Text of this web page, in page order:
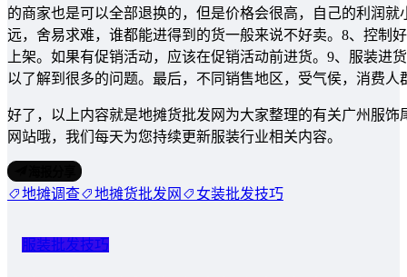
的商家也是可以全部退换的，但是价格会很高，自己的利润
远，舍易求难，谁都能进得到的货一般来说不好卖。8、控制
上架。如果有促销活动，应该在促销活动前进货。9、服装
以了解到很多的问题。最后，不同销售地区，受气侯，消费
好了，以上内容就是地摊货批发网为大家整理的有关广州服
网站哦，我们每天为您持续更新服装行业相关内容。
地摊调查 地摊货批发网 女装批发技巧
服装批发技巧